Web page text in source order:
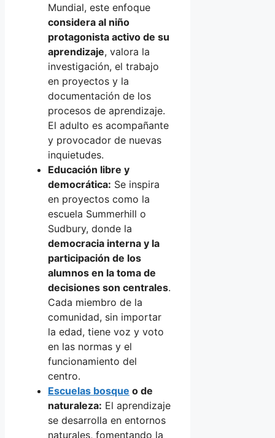
Mundial, este enfoque
considera al niño
protagonista activo de su
aprendizaje, valora la
investigación, el trabajo
en proyectos y la
documentación de los
procesos de aprendizaje.
El adulto es acompañante
y provocador de nuevas
inquietudes.
Educación libre y
democrática: Se inspira
en proyectos como la
escuela Summerhill o
Sudbury, donde la
democracia interna y la
participación de los
alumnos en la toma de
decisiones son centrales.
Cada miembro de la
comunidad, sin importar
la edad, tiene voz y voto
en las normas y el
funcionamiento del
centro.
Escuelas bosque o de
naturaleza: El aprendizaje
se desarrolla en entornos
naturales, fomentando la